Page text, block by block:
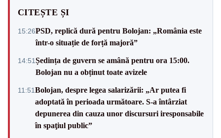
CITEȘTE ȘI
15:26PSD, replică dură pentru Bolojan: „România este
într-o situație de forță majoră”
14:51Ședința de guvern se amână pentru ora 15:00.
Bolojan nu a obținut toate avizele
11:51Bolojan, despre legea salarizării: „Ar putea fi
adoptată în perioada următoare. S-a întârziat
depunerea din cauza unor discursuri iresponsabile
în spaţiul public”